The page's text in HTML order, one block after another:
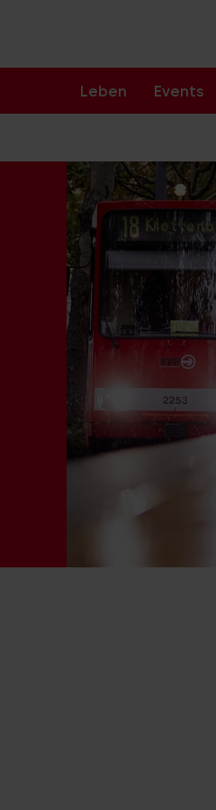
Leben Events